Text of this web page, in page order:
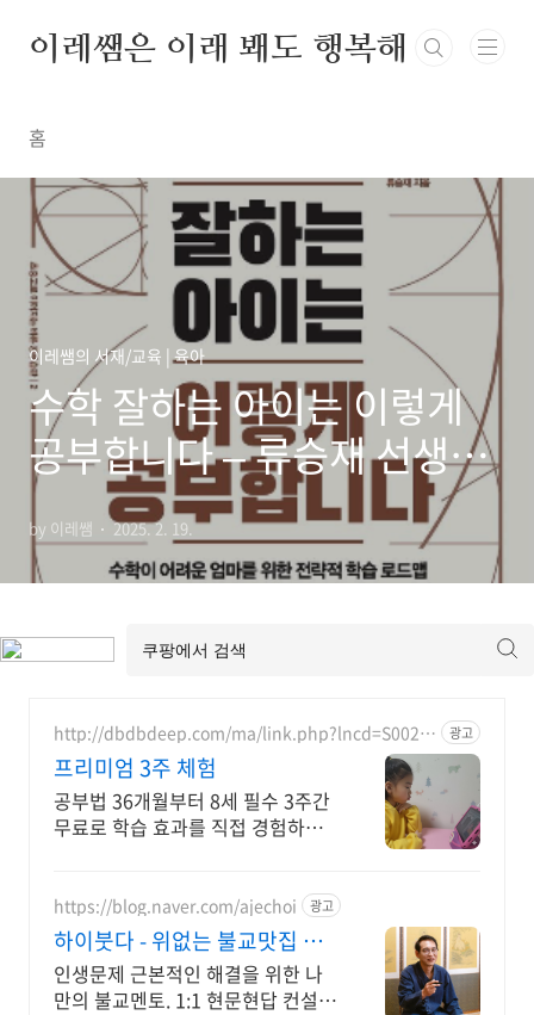
이레쌤은 이래 봬도 행복해
홈
이레쌤의 서재/교육 | 육아
수학 잘하는 아이는 이렇게
공부합니다 – 류승재 선생님
의 공부법 공개!
by 이레쌤 2025. 2. 19.
http://dbdbdeep.com/ma/link.php?lncd=S0027
7758TC05832023X
광고
프리미엄 3주 체험
공부법 36개월부터 8세 필수 3주간
무료로 학습 효과를 직접 경험하세
https://blog.naver.com/ajechoi 광고
하이붓다 - 위없는 불교맛집 지
공선사TV 유튜브 운영
인생문제 근본적인 해결을 위한 나
만의 불교멘토. 1:1 현문현답 컨설팅